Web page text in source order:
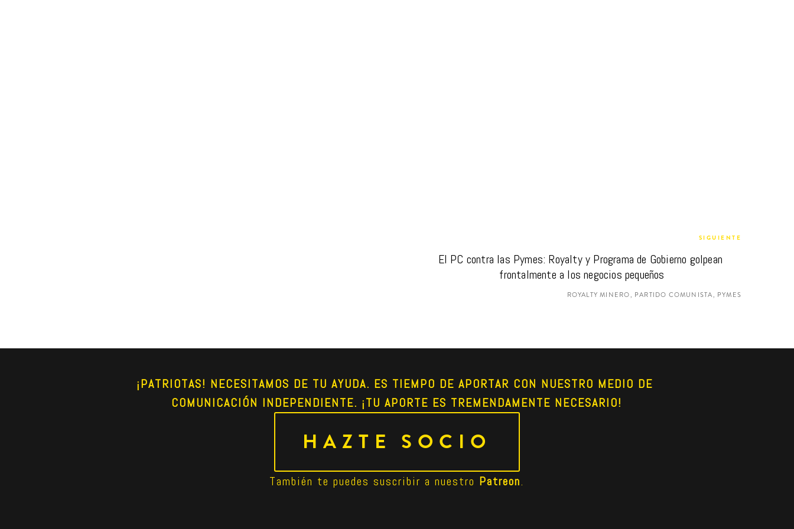
SIGUIENTE
El PC contra las Pymes: Royalty y Programa de Gobierno golpean
frontalmente a los negocios pequeños
ROYALTY MINERO, PARTIDO COMUNISTA, PYMES
¡PATRIOTAS! NECESITAMOS DE TU AYUDA. ES TIEMPO DE APORTAR CON NUESTRO MEDIO DE
COMUNICACIÓN INDEPENDIENTE. ¡TU APORTE ES TREMENDAMENTE NECESARIO!
HAZTE SOCIO
También te puedes suscribir a nuestro Patreon.